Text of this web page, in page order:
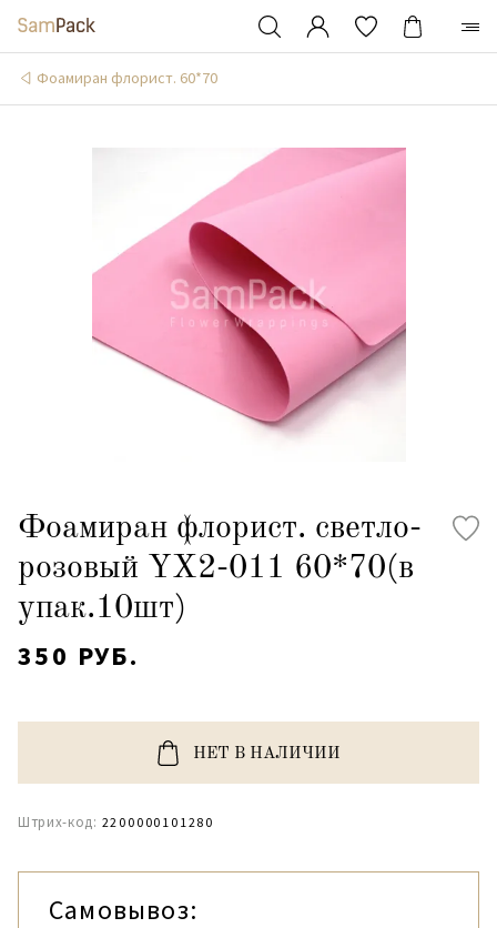
Фоамиран флорист. 60*70
Фоамиран флорист. светло-
розовый YX2-011 60*70(в
упак.10шт)
350 РУБ.
НЕТ В НАЛИЧИИ
Штрих-код: 2200000101280
Самовывоз: